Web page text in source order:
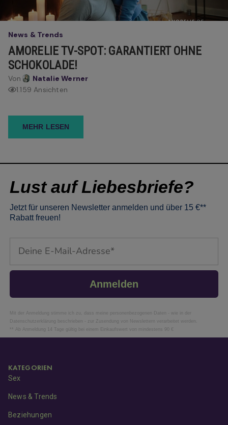
News & Trends
AMORELIE TV-SPOT: GARANTIERT OHNE
SCHOKOLADE!
Von
Natalie Werner
1.159 Ansichten
MEHR LESEN
Lust auf Liebesbriefe?
Jetzt für unseren Newsletter anmelden und über 15 €**
Rabatt freuen!
Anmelden
Mit der Anmeldung stimme ich zu, dass meine personenbezogenen Daten - wie in der
Datenschutzerklärung beschrieben - zur Zusendung von Newslettern verarbeitet werden.
** Ab Anmeldung 14 Tage gültig bei einem Einkaufswert von mindestens 90 €
KATEGORIEN
Sex
News & Trends
Beziehungen